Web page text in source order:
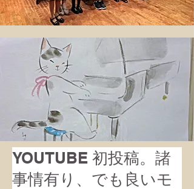
YOUTUBE 初投稿。諸
事情有り、でも良いモ